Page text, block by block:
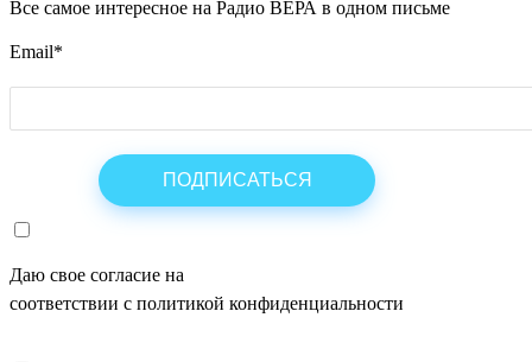
Все самое интересное на Радио ВЕРА в одном письме
Email*
Даю свое согласие на
соответствии с политикой конфиденциальности